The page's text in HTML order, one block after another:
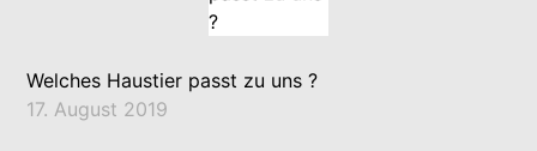
Welches Haustier passt zu uns ?
17. August 2019